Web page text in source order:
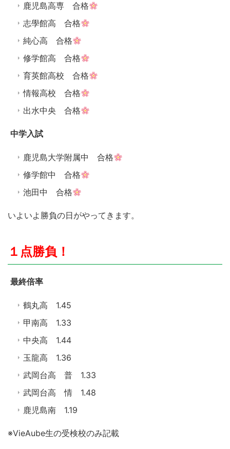
鹿児島高専 合格
志學館高 合格
純心高 合格
修学館高 合格
育英館高校 合格
情報高校 合格
出水中央 合格
中学入試
鹿児島大学附属中 合格
修学館中 合格
池田中 合格
いよいよ勝負の日がやってきます。
１点勝負！
最終倍率
鶴丸高 1.45
甲南高 1.33
中央高 1.44
玉龍高 1.36
武岡台高 普 1.33
武岡台高 情 1.48
鹿児島南 1.19
※VieAube生の受検校のみ記載